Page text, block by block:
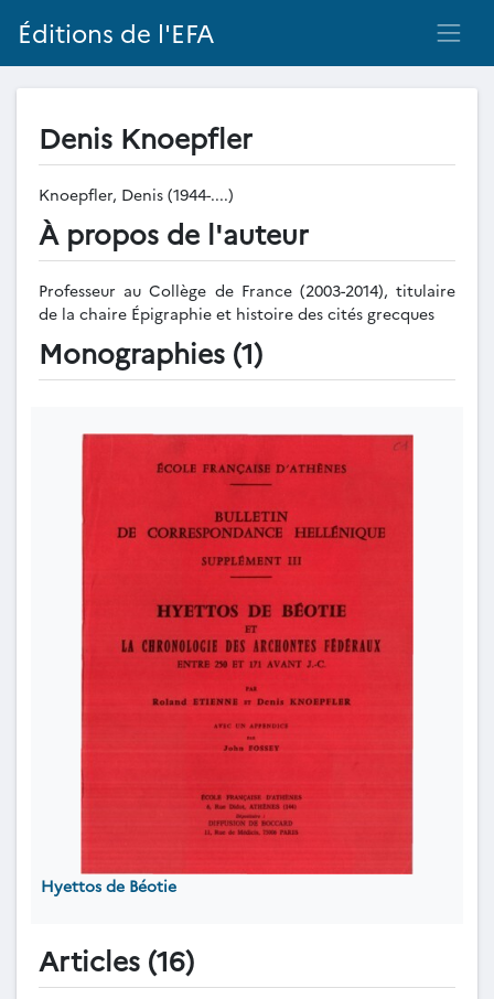
Éditions de l'EFA
Denis Knoepfler
Knoepfler, Denis (1944-....)
À propos de l'auteur
Professeur au Collège de France (2003-2014), titulaire
de la chaire Épigraphie et histoire des cités grecques
Monographies (1)
Hyettos de Béotie
Articles (16)